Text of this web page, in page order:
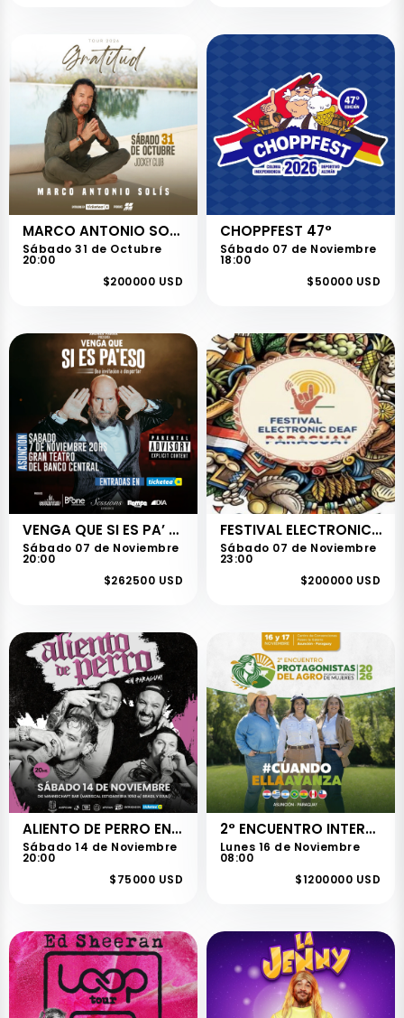
MARCO ANTONIO SOLIS - GRATITUD TOUR
Sábado 31 de Octubre
20:00
$200000 USD
CHOPPFEST 47°
Sábado 07 de Noviembre
18:00
$50000 USD
VENGA QUE SI ES PA’ ESO – ANDRES PARRA
Sábado 07 de Noviembre
20:00
$262500 USD
FESTIVAL ELECTRONIC DEAF PARAGUAY
Sábado 07 de Noviembre
23:00
$200000 USD
ALIENTO DE PERRO EN PARAGUAY
Sábado 14 de Noviembre
20:00
$75000 USD
2° ENCUENTRO INTERNACIONAL DE MUJERES PROTAGONISTAS DEL AGRO
Lunes 16 de Noviembre
08:00
$1200000 USD